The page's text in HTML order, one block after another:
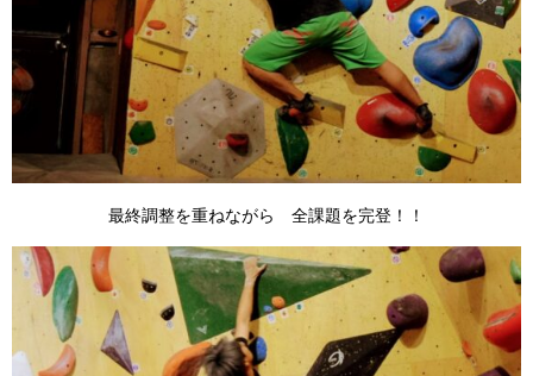
最終調整を重ねながら 全課題を完登！！